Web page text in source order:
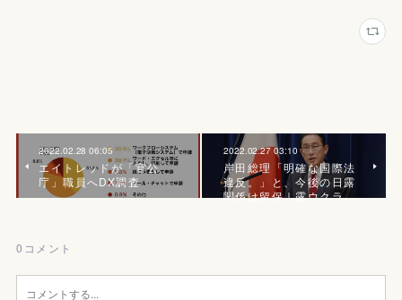
2022.02.28 06:05
エイトレッドが「官公
庁」職員へDX調査
2022.02.27 03:10
岸田総理「明確な国際法
違反。」と、今後の日露
関係は留保｜露ウクラ…
0 コメント